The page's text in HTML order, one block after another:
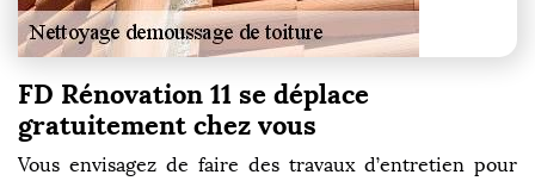
FD Rénovation 11 se déplace
gratuitement chez vous
Vous envisagez de faire des travaux d’entretien pour